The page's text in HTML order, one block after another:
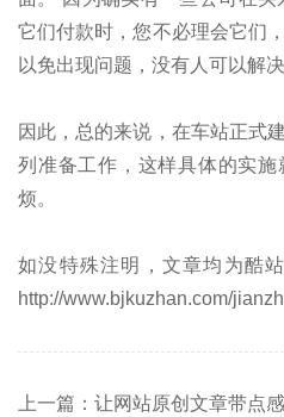
它们付款时，您不必理会它们
以免出现问题，没有人可以解
因此，总的来说，在车站正式
列准备工作，这样具体的实
烦。
如没特殊注明，文章均为酷
http://www.bjkuzhan.com/
上一篇：让网站原创文章带点